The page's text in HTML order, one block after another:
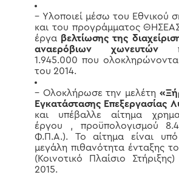
– Υλοποιεί μέσω του Εθνικού
και του προγράμματος
έργα βελτίωσης της
αναερόβιων χωνευτών
1.945.000 που
του 2014.
– Ολοκλήρωσε την μελέτη
Εγκατάστασης Επεξεργασίας
και υπέβαλλε αίτημα
έργου , προϋπολογισμού
Φ.Π.Α.). Το αίτημα είναι
μεγάλη πιθανότητα ένταξης
(Κοινοτικό Πλαίσιο
2015.